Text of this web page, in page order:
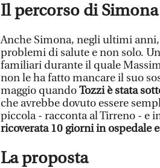
Il percorso di Simona
Anche Simona, negli ultimi
problemi di salute e non solo.
familiari durante il quale
non le ha fatto mancare il suo
maggio quandoTozzi è stata
che avrebbe dovuto essere
piccola - racconta al Tirreno - e
ricoverata 10 giorni in ospedale
La proposta